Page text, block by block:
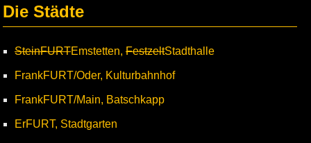
Die Städte
SteinFURTEmstetten, FestzeltStadthalle
FrankFURT/Oder, Kulturbahnhof
FrankFURT/Main, Batschkapp
ErFURT, Stadtgarten